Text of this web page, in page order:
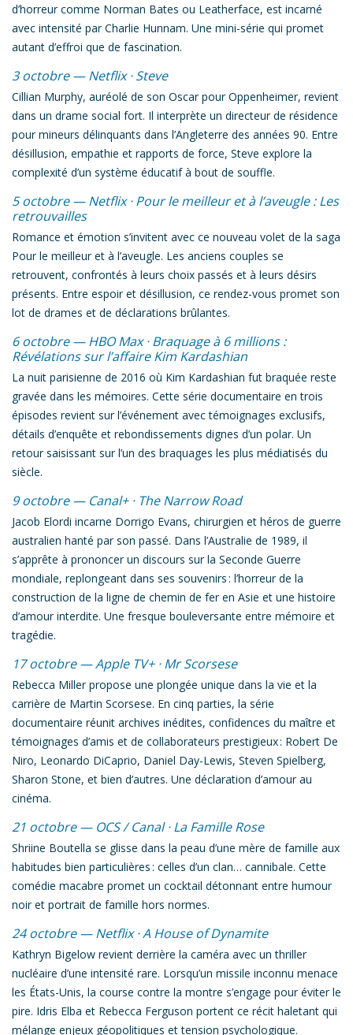
d’horreur comme Norman Bates ou Leatherface, est incarné
avec intensité par Charlie Hunnam. Une mini-série qui promet
autant d’effroi que de fascination.
3 octobre — Netflix ·Steve
Cillian Murphy, auréolé de son Oscar pourOppenheimer, revient
dans un drame social fort. Il interprète un directeur de résidence
pour mineurs délinquants dans l’Angleterre des années 90. Entre
désillusion, empathie et rapports de force, Steve explore la
complexité d’un système éducatif à bout de souffle.
5 octobre — Netflix ·Pour le meilleur et à l’aveugle : Les
retrouvailles
Romance et émotion s’invitent avec ce nouveau volet de la saga
Pour le meilleur et à l’aveugle. Les anciens couples se
retrouvent, confrontés à leurs choix passés et à leurs désirs
présents. Entre espoir et désillusion, ce rendez-vous promet son
lot de drames et de déclarations brûlantes.
6 octobre — HBO Max ·Braquage à 6 millions :
Révélations sur l’affaire Kim Kardashian
La nuit parisienne de 2016 où Kim Kardashian fut braquée reste
gravée dans les mémoires. Cette série documentaire en trois
épisodes revient sur l’événement avec témoignages exclusifs,
détails d’enquête et rebondissements dignes d’un polar. Un
retour saisissant sur l’un des braquages les plus médiatisés du
siècle.
9 octobre — Canal+ · The Narrow Road
Jacob Elordi incarne Dorrigo Evans, chirurgien et héros de guerre
australien hanté par son passé. Dans l’Australie de 1989, il
s’apprête à prononcer un discours sur la Seconde Guerre
mondiale, replongeant dans ses souvenirs : l’horreur de la
construction de la ligne de chemin de fer en Asie et une histoire
d’amour interdite. Une fresque bouleversante entre mémoire et
tragédie.
17 octobre — Apple TV+ ·Mr Scorsese
Rebecca Miller propose une plongée unique dans la vie et la
carrière de Martin Scorsese. En cinq parties, la série
documentaire réunit archives inédites, confidences du maître et
témoignages d’amis et de collaborateurs prestigieux : Robert De
Niro, Leonardo DiCaprio, Daniel Day-Lewis, Steven Spielberg,
Sharon Stone, et bien d’autres. Une déclaration d’amour au
cinéma.
21 octobre — OCS / Canal ·La Famille Rose
Shriine Boutella se glisse dans la peau d’une mère de famille aux
habitudes bien particulières : celles d’un clan… cannibale. Cette
comédie macabre promet un cocktail détonnant entre humour
noir et portrait de famille hors normes.
24 octobre — Netflix ·A House of Dynamite
Kathryn Bigelow revient derrière la caméra avec un thriller
nucléaire d’une intensité rare. Lorsqu’un missile inconnu menace
les États-Unis, la course contre la montre s’engage pour éviter le
pire. Idris Elba et Rebecca Ferguson portent ce récit haletant qui
mélange enjeux géopolitiques et tension psychologique.